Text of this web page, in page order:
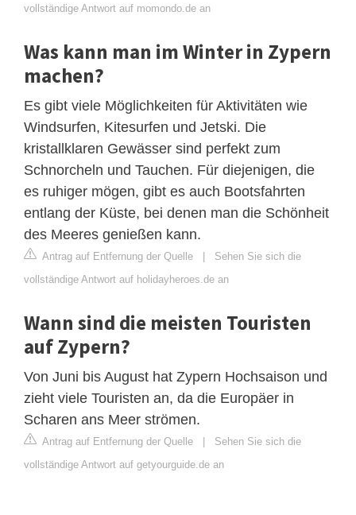
vollständige Antwort auf momondo.de an
Was kann man im Winter in Zypern
machen?
Es gibt viele Möglichkeiten für Aktivitäten wie
Windsurfen, Kitesurfen und Jetski. Die
kristallklaren Gewässer sind perfekt zum
Schnorcheln und Tauchen. Für diejenigen, die
es ruhiger mögen, gibt es auch Bootsfahrten
entlang der Küste, bei denen man die Schönheit
des Meeres genießen kann.
Antrag auf Entfernung der Quelle | Sehen Sie sich die
vollständige Antwort auf holidayheroes.de an
Wann sind die meisten Touristen
auf Zypern?
Von Juni bis August hat Zypern Hochsaison und
zieht viele Touristen an, da die Europäer in
Scharen ans Meer strömen.
Antrag auf Entfernung der Quelle | Sehen Sie sich die
vollständige Antwort auf getyourguide.de an